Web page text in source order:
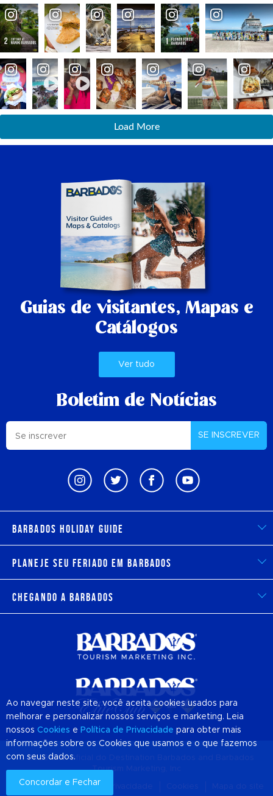
Load More
Guias de visitantes, Mapas e
Catálogos
Ver tudo
Boletim de Notícias
SE INSCREVER
Barbados Holiday Guide
Planeje seu feriado em Barbados
Chegando a Barbados
© 2026 Site Oficial do Destination
Tourism Marketing, Inc
Sobre nós Política de privacidade
Ao navegar neste site, você aceita cookies usados para
melhorar e personalizar nossos serviços e marketing. Leia
nossos Cookies e Política de Privacidade para obter mais
informações sobre os Cookies que usamos e o que fazemos
com seus dados.
Concordar e Fechar